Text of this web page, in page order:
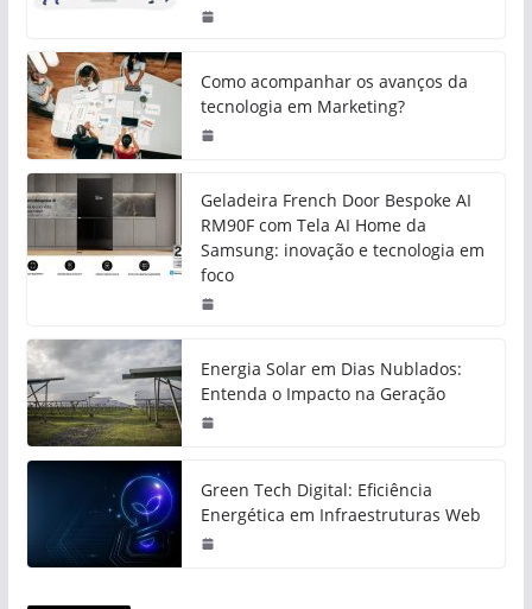
Como acompanhar os avanços da
tecnologia em Marketing?
Geladeira French Door Bespoke AI
RM90F com Tela AI Home da
Samsung: inovação e tecnologia em
foco
Energia Solar em Dias Nublados:
Entenda o Impacto na Geração
Green Tech Digital: Eficiência
Energética em Infraestruturas Web